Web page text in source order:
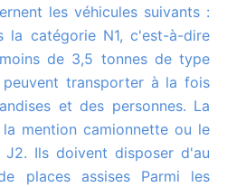
la catégorie N1, c'est-à-dire
de 3,5 tonnes de type
transporter à la fois
et des personnes. La
mention camionnette ou le
J2. Ils doivent disposer d'au
places assises Parmi les